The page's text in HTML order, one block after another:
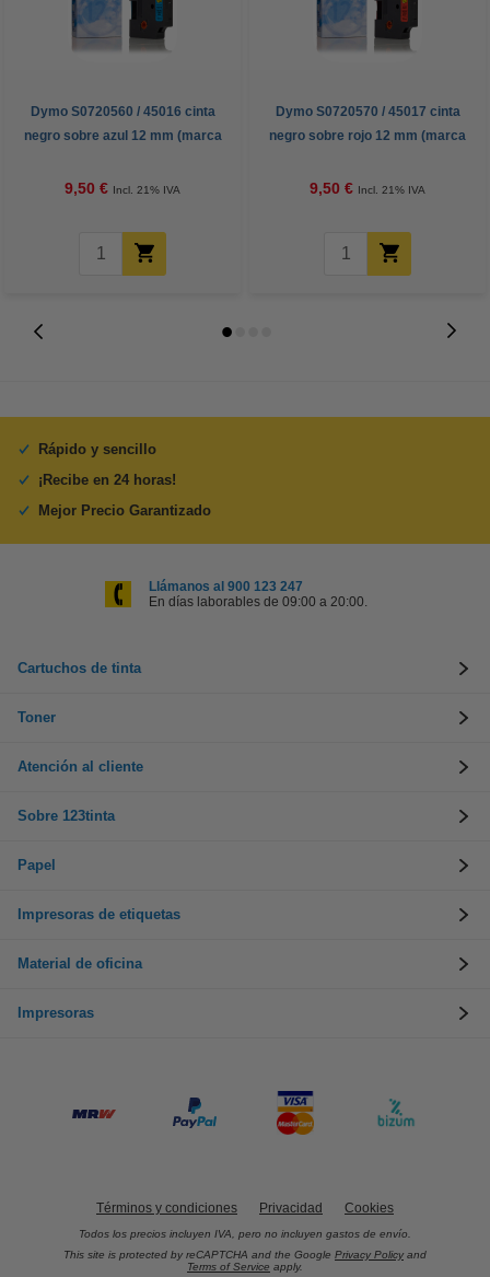
Dymo S0720560 / 45016 cinta
negro sobre azul 12 mm (marca
9,50 € Incl. 21% IVA
Dymo S0720570 / 45017 cinta
negro sobre rojo 12 mm (marca
9,50 € Incl. 21% IVA
Rápido y sencillo
¡Recibe en 24 horas!
Mejor Precio Garantizado
Llámanos al 900 123 247
En días laborables de 09:00 a 20:00.
Cartuchos de tinta
Toner
Atención al cliente
Sobre 123tinta
Papel
Impresoras de etiquetas
Material de oficina
Impresoras
Términos y condiciones Privacidad Cookies
Todos los precios incluyen IVA, pero no incluyen gastos de envío.
This site is protected by reCAPTCHA and the Google Privacy Policy and
Terms of Service apply.